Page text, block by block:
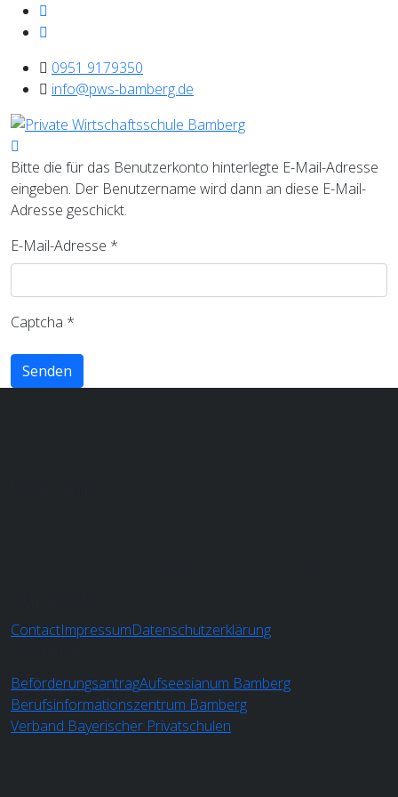
0951 9179350
info@pws-bamberg.de
Bitte die für das Benutzerkonto hinterlegte E-Mail-Adresse
eingeben. Der Benutzername wird dann an diese E-Mail-
Adresse geschickt.
E-Mail-Adresse *
Captcha *
Senden
ContactImpressumDatenschutzerklärung
BeförderungsantragAufseesianum Bamberg
Berufsinformationszentrum Bamberg
Verband Bayerischer Privatschulen